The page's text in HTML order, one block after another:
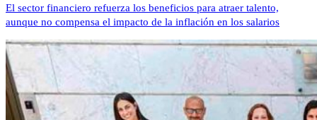
El sector financiero refuerza los beneficios para atraer talento,
aunque no compensa el impacto de la inflación en los salarios